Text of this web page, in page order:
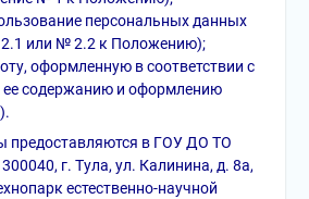
персональных данных
или № 2.2 к Положению);
оформленную в соответствии с
ее содержанию и оформлению
предоставляются в ГОУ ДО ТО
г. Тула, ул. Калинина, д. 8а,
естественно-научной